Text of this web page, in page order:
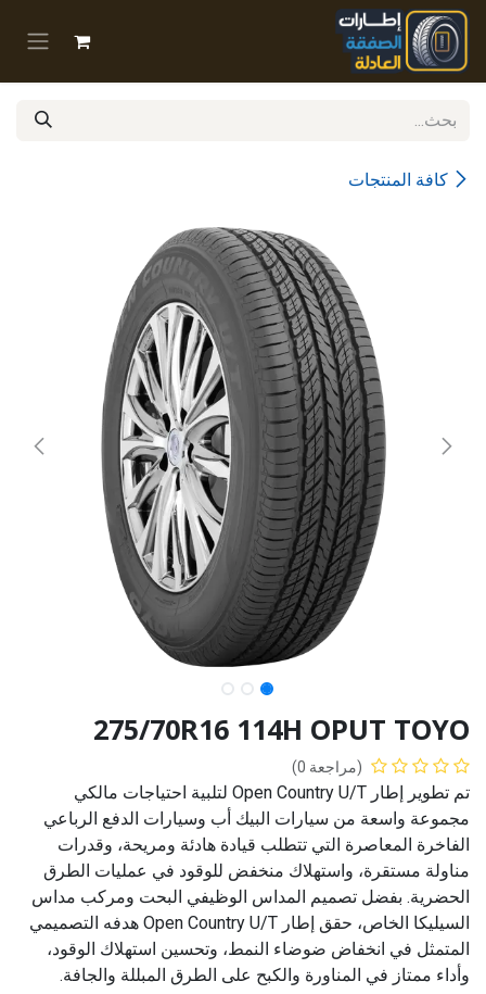
تخطي للذهاب إلى المحتوى
كافة المنتجات
275/70R16 114H OPUT TOYO
(مراجعة 0)
تم تطوير إطار Open Country U/T لتلبية احتياجات مالكي
مجموعة واسعة من سيارات البيك أب وسيارات الدفع الرباعي
الفاخرة المعاصرة التي تتطلب قيادة هادئة ومريحة، وقدرات
مناولة مستقرة، واستهلاك منخفض للوقود في عمليات الطرق
الحضرية. بفضل تصميم المداس الوظيفي البحت ومركب مداس
السيليكا الخاص، حقق إطار Open Country U/T هدفه التصميمي
المتمثل في انخفاض ضوضاء النمط، وتحسين استهلاك الوقود،
وأداء ممتاز في المناورة والكبح على الطرق المبللة والجافة.